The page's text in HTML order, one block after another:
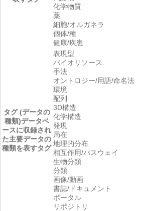
化学物質
薬
細胞/オルガネラ
個体/種
健康/疾患
タグ (データの
種類)データベ
ースに収録され
た主要データの
種類を表すタグ
表現型
バイオリソース
手法
オントロジー/用語/命名法
環境
配列
3D構造
化学構造
発現
局在
地理的分布
相互作用/パスウェイ
生物分類
分類
画像/動画
書誌/ドキュメント
ポータル
リポジトリ